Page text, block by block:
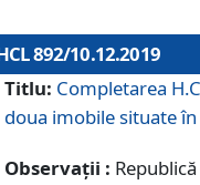
892/10.12.2019
Titlu: Completarea
doua imobile situate
Observații :